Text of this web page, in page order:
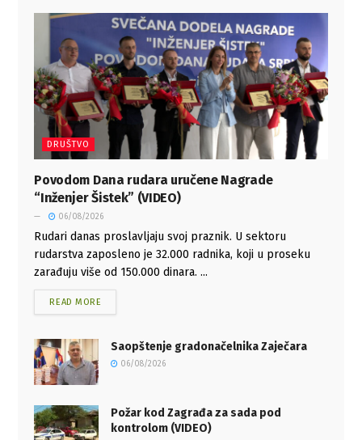
DRUŠTVO
Povodom Dana rudara uručene Nagrade
“Inženjer Šistek” (VIDEO)
06/08/2026
Rudari danas proslavljaju svoj praznik. U sektoru
rudarstva zaposleno je 32.000 radnika, koji u proseku
zarađuju više od 150.000 dinara. ...
READ MORE
Saopštenje gradonačelnika Zaječara
06/08/2026
Požar kod Zagrađa za sada pod
kontrolom (VIDEO)